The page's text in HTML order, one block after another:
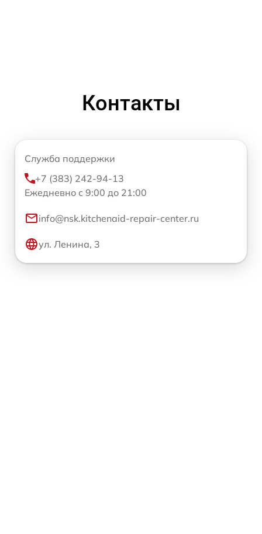
Контакты
Служба поддержки
+7 (383) 242-94-13
Ежедневно с 9:00 до 21:00
info@nsk.kitchenaid-repair-center.ru
ул. Ленина, 3